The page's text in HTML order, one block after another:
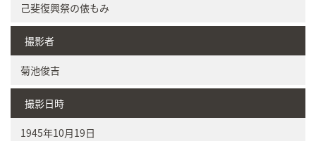
己斐復興祭の俵もみ
撮影者
菊池俊吉
撮影日時
1945年10月19日